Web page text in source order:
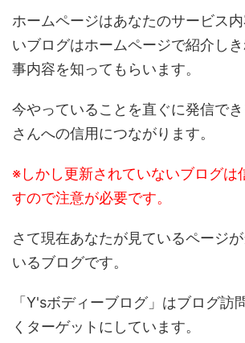
ホームページはあなたのサービス
いブログはホームページで紹介し
事内容を知ってもらいます。
今やっていることを直ぐに発信で
さんへの信用につながります。
※しかし更新されていないブログは
すので注意が必要です。
さて現在あなたが見ているページ
いるブログです。
「Y'sボディーブログ」はブログ訪
くターゲットにしています。